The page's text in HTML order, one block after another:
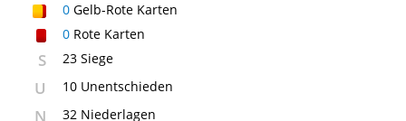
0 Gelb-Rote Karten
0 Rote Karten
S 23 Siege
U 10 Unentschieden
N 32 Niederlagen